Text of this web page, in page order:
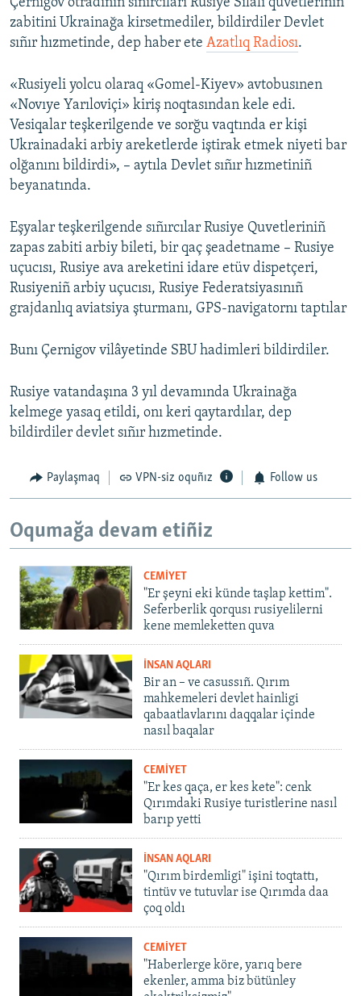
QOŞULIÑIZ!
RFE/RS bütün saytları
Çernigov otrâdınıñ sıñırcıları Rusiye Silâlı quvetleriniñ
zabitini Ukrainağa kirsetmediler, bildirdiler Devlet
sıñır hızmetinde, dep haber ete Azatlıq Radiosı.
«Rusiyeli yolcu olaraq «Gomel-Kiyev» avtobusınen
«Novıye Yarıloviçi» kiriş noqtasından kele edi.
Vesiqalar teşkerilgende ve sorğu vaqtında er kişi
Ukrainadaki arbiy areketlerde iştirak etmek niyeti bar
olğanını bildirdi», – aytıla Devlet sıñır hızmetiniñ
beyanatında.
Eşyalar teşkerilgende sıñırcılar Rusiye Quvetleriniñ
zapas zabiti arbiy bileti, bir qaç şeadetname – Rusiye
uçucısı, Rusiye ava areketini idare etüv dispetçeri,
Rusiyeniñ arbiy uçucısı, Rusiye Federatsiyasınıñ
grajdanlıq aviatsiya şturmanı, GPS-navigatornı taptılar
Bunı Çernigov vilâyetinde SBU hadimleri bildirdiler.
Rusiye vatandaşına 3 yıl devamında Ukrainağa
kelmege yasaq etildi, onı keri qaytardılar, dep
bildirdiler devlet sıñır hızmetinde.
Paylaşmaq VPN-siz oquñız Follow us
Oqumağa devam etiñiz
CEMİYET
"Er şeyni eki künde taşlap kettim".
Seferberlik qorqusı rusiyelilerni
kene memleketten quva
İNSAN AQLARI
Bir an – ve casussıñ. Qırım
mahkemeleri devlet hainligi
qabaatlavlarını daqqalar içinde
nasıl baqalar
CEMİYET
"Er kes qaça, er kes kete": cenk
Qırımdaki Rusiye turistlerine nasıl
barıp yetti
İNSAN AQLARI
"Qırım birdemligi" işini toqtattı,
tintüv ve tutuvlar ise Qırımda daa
çoq oldı
CEMİYET
"Haberlerge köre, yarıq bere
ekenler, amma biz bütünley